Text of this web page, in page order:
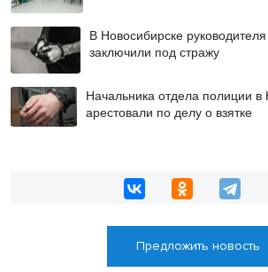
В Новосибирске
заключили под стражу
Начальника отдела полиции в
арестовали по делу о взятке
Предложить новость